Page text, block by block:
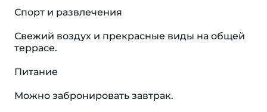
Спорт и развлечения
Свежий воздух и прекрасные виды на общей
террасе.
Питание
Можно забронировать завтрак.